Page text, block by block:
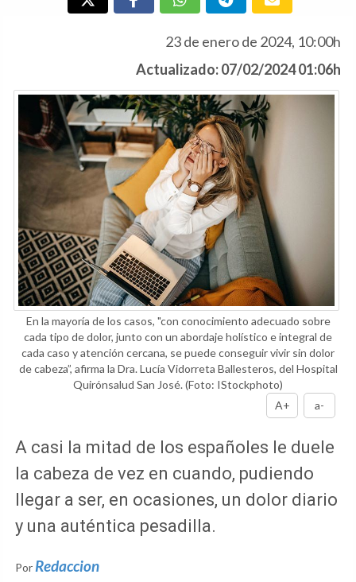
23 de enero de 2024, 10:00h
Actualizado: 07/02/2024 01:06h
En la mayoría de los casos, "con conocimiento adecuado sobre
cada tipo de dolor, junto con un abordaje holístico e integral de
cada caso y atención cercana, se puede conseguir vivir sin dolor
de cabeza”, afirma la Dra. Lucía Vidorreta Ballesteros, del Hospital
Quirónsalud San José.(Foto: IStockphoto)
A+
a-
A casi la mitad de los españoles le duele
la cabeza de vez en cuando, pudiendo
llegar a ser, en ocasiones, un dolor diario
y una auténtica pesadilla.
Por Redaccion